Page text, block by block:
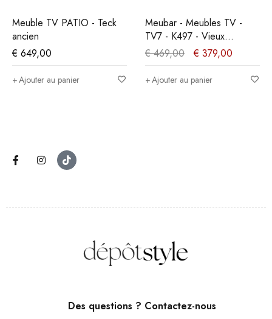
Meuble TV PATIO - Teck
ancien
€ 649,00
Ajouter au panier
PROMO
Meubar - Meubles TV -
TV7 - K497 - Vieux
chêne/imitation acier -
167x62x50cm
€469,00 € 379,00
Ajouter au panier
Des questions ? Contactez-nous